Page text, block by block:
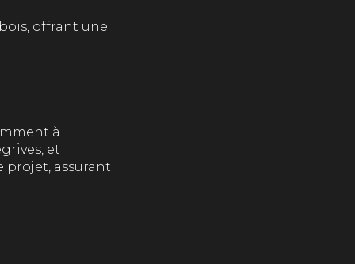
offrant une
à
et
projet, assurant